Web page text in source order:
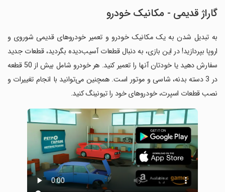
گاراژ قدیمی - مکانیک خودرو
به تبدیل شدن به یک مکانیک خودرو و تعمیر خودروهای قدیمی شوروی و
اروپا بپردازید! در این بازی، به دنبال قطعات آسیب‌دیده بگردید، قطعات جدید
سفارش دهید یا خودتان آنها را تعمیر کنید. هر خودرو شامل بیش از 50 قطعه
در 3 دسته بدنه، شاسی و موتور است. همچنین می‌توانید با انجام تغییرات و
نصب قطعات اسپرت، خودروهای خود را تیونینگ کنید.